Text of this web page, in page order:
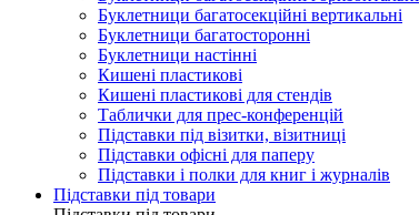
Буклетници багатосекційні вертикальні
Буклетници багатосторонні
Буклетници настінні
Кишені пластикові
Кишені пластикові для стендів
Таблички для прес-конференцій
Підставки під візитки, візитниці
Підставки офісні для паперу
Підставки і полки для книг і журналів
Підставки під товари